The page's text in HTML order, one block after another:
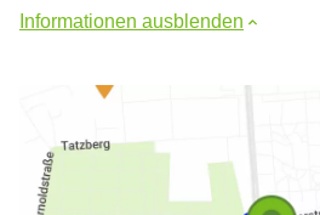
Informationen ausblenden